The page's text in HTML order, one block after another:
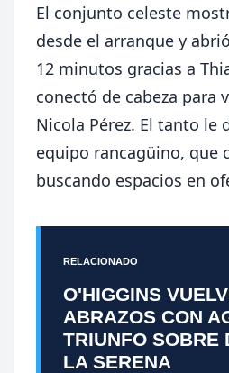
El conjunto celeste
desde el arranque y
12 minutos gracias a
conectó de cabeza para
Nicola Pérez. El tanto le
equipo rancagüino, que
buscando espacios en
RELACIONADO
O'HIGGINS
ABRAZOS CON
TRIUNFO SOBRE
LA SERENA